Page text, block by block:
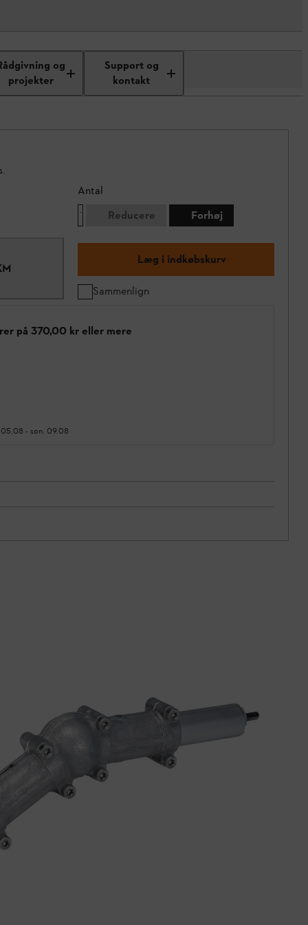
og
projekter
Support og
kontakt
Antal
Reducere
Forhøj
Læg i indkøbskurv
Sammenlign
på 370,00 kr eller mere
05.08 - søn. 09.08